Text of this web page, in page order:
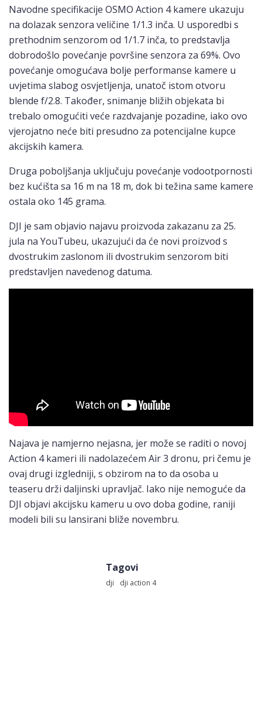
Navodne specifikacije OSMO Action 4 kamere ukazuju
na dolazak senzora veličine 1/1.3 inča. U usporedbi s
prethodnim senzorom od 1/1.7 inča, to predstavlja
dobrodošlo povećanje površine senzora za 69%. Ovo
povećanje omogućava bolje performanse kamere u
uvjetima slabog osvjetljenja, unatoč istom otvoru
blende f/2.8. Također, snimanje bližih objekata bi
trebalo omogućiti veće razdvajanje pozadine, iako ovo
vjerojatno neće biti presudno za potencijalne kupce
akcijskih kamera.
Druga poboljšanja uključuju povećanje vodootpornosti
bez kućišta sa 16 m na 18 m, dok bi težina same kamere
ostala oko 145 grama.
DJI je sam objavio najavu proizvoda zakazanu za 25.
jula na YouTubeu, ukazujući da će novi proizvod s
dvostrukim zaslonom ili dvostrukim senzorom biti
predstavljen navedenog datuma.
Najava je namjerno nejasna, jer može se raditi o novoj
Action 4 kameri ili nadolazećem Air 3 dronu, pri čemu je
ovaj drugi izgledniji, s obzirom na to da osoba u
teaseru drži daljinski upravljač. Iako nije nemoguće da
DJI objavi akcijsku kameru u ovo doba godine, raniji
modeli bili su lansirani bliže novembru.
Tagovi
dji dji action 4